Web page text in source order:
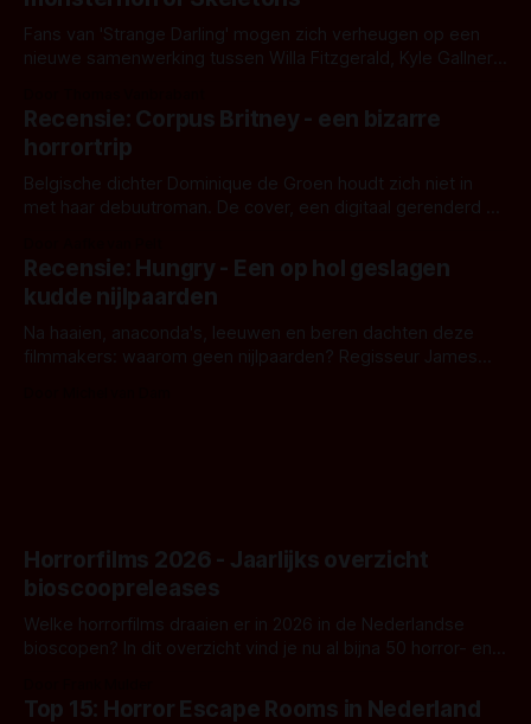
Fans van 'Strange Darling' mogen zich verheugen op een
nieuwe samenwerking tussen Willa Fitzgerald, Kyle Gallner
'Skeletons', een nieuwe creature feature waarvoor de
opnames zijn gestart in Australië.
Recensie: Corpus Britney - een bizarre
horrortrip
Belgische dichter Dominique de Groen houdt zich niet in
met haar debuutroman. De cover, een digitaal gerenderd en
achtergrond, belooft iets kleurrijks maar onheilspellends,
iets ongrijpbaars. En dat maakt De Groen met ieder woord
waar.
Recensie: Hungry - Een op hol geslagen
kudde nijlpaarden
Na haaien, anaconda's, leeuwen en beren dachten deze
filmmakers: waarom geen nijlpaarden? Regisseur James
Horrorfilms 2026 - Jaarlijks overzicht
bioscoopreleases
Welke horrorfilms draaien er in 2026 in de Nederlandse
bioscopen? In dit overzicht vind je nu al bijna 50 horror- en
Top 15: Horror Escape Rooms in Nederland